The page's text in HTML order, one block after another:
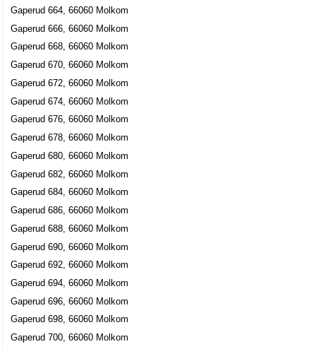
Gaperud 664, 66060 Molkom
Gaperud 666, 66060 Molkom
Gaperud 668, 66060 Molkom
Gaperud 670, 66060 Molkom
Gaperud 672, 66060 Molkom
Gaperud 674, 66060 Molkom
Gaperud 676, 66060 Molkom
Gaperud 678, 66060 Molkom
Gaperud 680, 66060 Molkom
Gaperud 682, 66060 Molkom
Gaperud 684, 66060 Molkom
Gaperud 686, 66060 Molkom
Gaperud 688, 66060 Molkom
Gaperud 690, 66060 Molkom
Gaperud 692, 66060 Molkom
Gaperud 694, 66060 Molkom
Gaperud 696, 66060 Molkom
Gaperud 698, 66060 Molkom
Gaperud 700, 66060 Molkom